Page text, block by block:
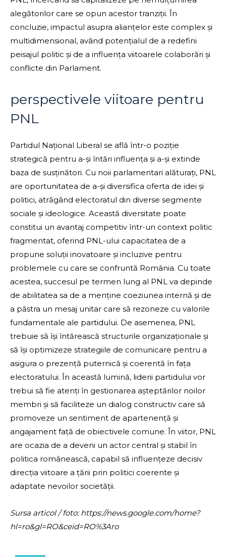
alegătorilor care se opun acestor tranziții. În
concluzie, impactul asupra alianțelor este complex și
multidimensional, având potențialul de a redefini
peisajul politic și de a influența viitoarele colaborări și
conflicte din Parlament.
perspectivele viitoare pentru
PNL
Partidul Național Liberal se află într-o poziție
strategică pentru a-și întări influența și a-și extinde
baza de susținători. Cu noii parlamentari alăturați, PNL
are oportunitatea de a-și diversifica oferta de idei și
politici, atrăgând electoratul din diverse segmente
sociale și ideologice. Această diversitate poate
constitui un avantaj competitiv într-un context politic
fragmentat, oferind PNL-ului capacitatea de a
propune soluții inovatoare și incluzive pentru
problemele cu care se confruntă România. Cu toate
acestea, succesul pe termen lung al PNL va depinde
de abilitatea sa de a menține coeziunea internă și de
a păstra un mesaj unitar care să rezoneze cu valorile
fundamentale ale partidului. De asemenea, PNL
trebuie să își întărească structurile organizaționale și
să își optimizeze strategiile de comunicare pentru a
asigura o prezență puternică și coerentă în fața
electoratului. În această lumină, liderii partidului vor
trebui să fie atenți în gestionarea așteptărilor noilor
membri și să faciliteze un dialog constructiv care să
promoveze un sentiment de apartenență și
angajament față de obiectivele comune. În viitor, PNL
are ocazia de a deveni un actor central și stabil în
politica românească, capabil să influențeze decisiv
direcția viitoare a țării prin politici coerente și
adaptate nevoilor societății.
Sursa articol / foto: https://news.google.com/home?
hl=ro&gl=RO&ceid=RO%3Aro